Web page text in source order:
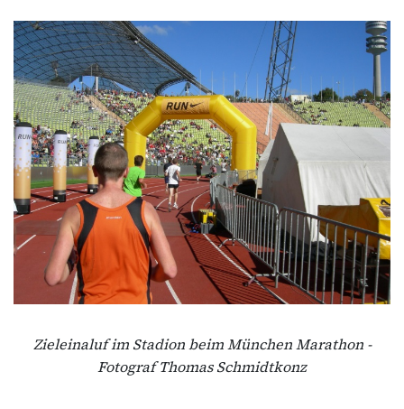
Zieleinaluf im Stadion beim München Marathon -
Fotograf Thomas Schmidtkonz